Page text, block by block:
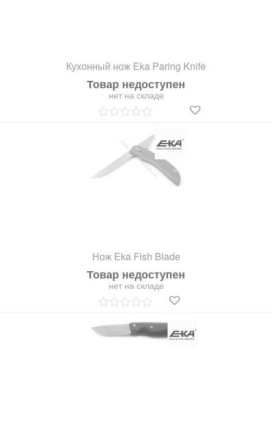
Кухонный нож Eka Paring Knife
Товар недоступен
нет на складе
Нож Eka Fish Blade
Товар недоступен
нет на складе